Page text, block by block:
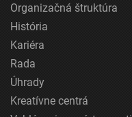
Organizačná štruktúra
História
Kariéra
Rada
Úhrady
Kreatívne centrá